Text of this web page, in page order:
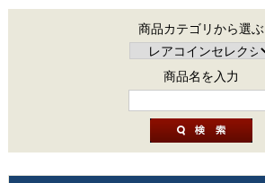
商品カテゴリから選ぶ
商品名を入力